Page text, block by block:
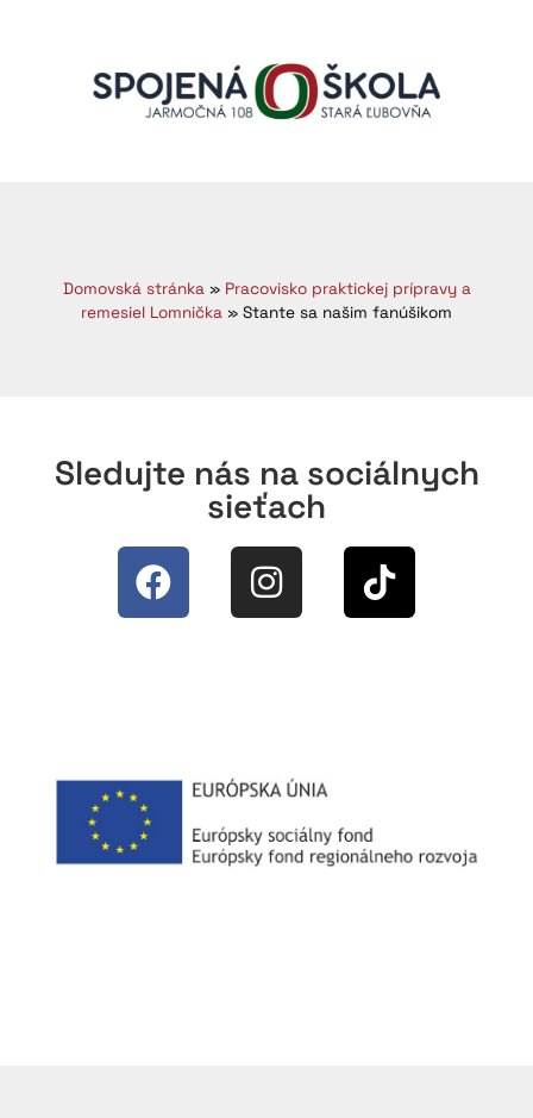
Domovská stránka» Pracovisko praktickej prípravy a
remesiel Lomnička » Stante sa našim fanúšikom
Sledujte nás na sociálnych
sieťach